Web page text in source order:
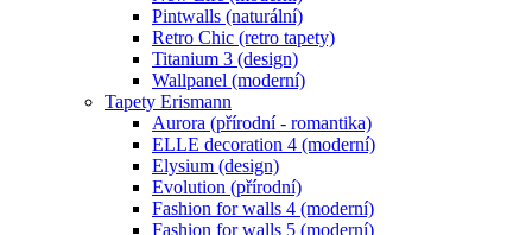
Pintwalls (naturální)
Retro Chic (retro tapety)
Titanium 3 (design)
Wallpanel (moderní)
Tapety Erismann
Aurora (přírodní - romantika)
ELLE decoration 4 (moderní)
Elysium (design)
Evolution (přírodní)
Fashion for walls 4 (moderní)
Fashion for walls 5 (moderní)